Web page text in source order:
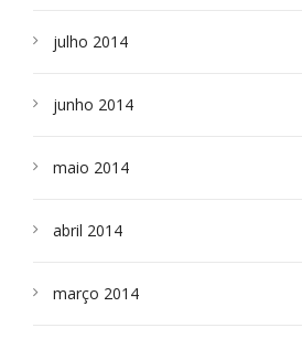
julho 2014
junho 2014
maio 2014
abril 2014
março 2014